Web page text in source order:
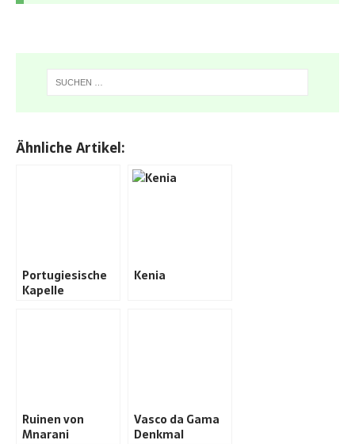
Ähnliche Artikel:
Portugiesische
Kapelle
Kenia
Ruinen von
Mnarani
Vasco da Gama
Denkmal